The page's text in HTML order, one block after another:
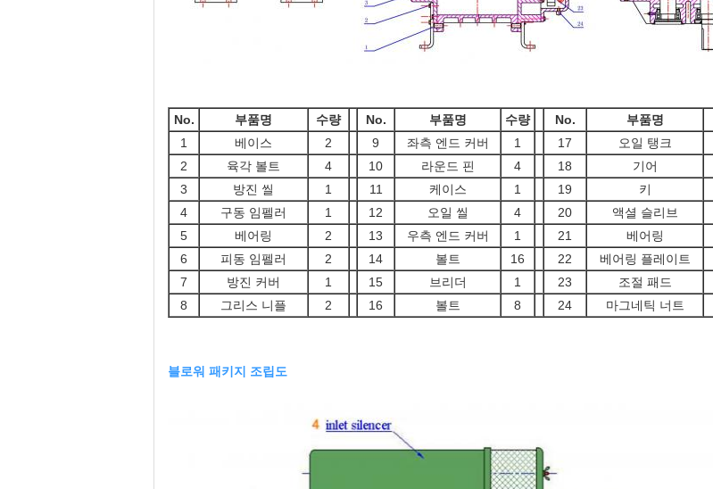
No. 부품명 수량 No. 부품명 수량 No. 부품명
1
베이스 2 9 좌측 엔드 커버 1 17 오일 탱크
2
육각 볼트 4 10 라운드 핀 4 18 기어
3
방진 씰 1 11 케이스 1 19 키
4
구동 임펠러 1 12 오일 씰 4 20 액셜 슬리브
5
베어링 2 13 우측 엔드 커버 1 21 베어링
6
피동 임펠러 2 14 볼트 16 22 베어링 플레이트
7
방진 커버 1 15 브리더 1 23 조절 패드
8
그리스 니플 2 16 볼트 8 24 마그네틱 너트
블로워 패키지 조립도